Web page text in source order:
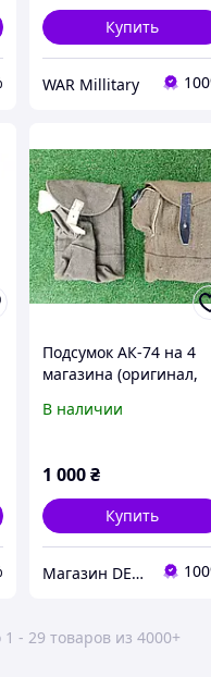
Купить
WAR Millitary
Подсумок АК-74 на 4
магазина (оригинал,
производства)
В наличии
1 000₴
Купить
Магазин DEFENDER
1 - 29 товаров из 4000+